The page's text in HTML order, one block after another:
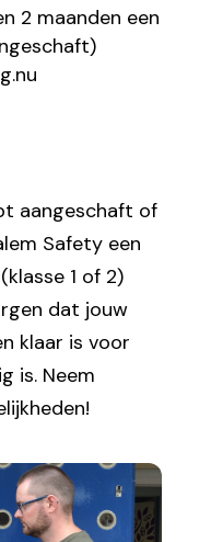
2 maanden een
aangeschaft of
Safety een
1 of 2)
dat jouw
klaar is voor
is. Neem